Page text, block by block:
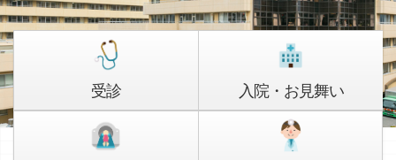
受診 入院・お見舞い